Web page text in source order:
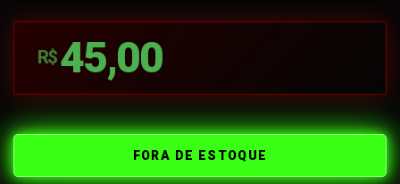
R$ 45,00
FORA DE ESTOQUE